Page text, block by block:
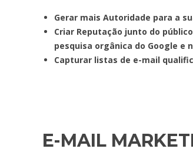
Gerar mais Autoridade para a
Criar Reputação junto do
pesquisa orgânica do Google e
Capturar listas de e-mail
E-MAIL